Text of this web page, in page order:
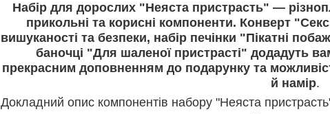
Набір для дорослих "Неяста пристрасть" —
прикольні та корисні компоненти. Конверт
вишуканості та безпеки, набір печінки "Пікатні
баночці "Для шаленої пристрасті" додадуть
прекрасним доповненням до подарунку та
й намір.
Докладний опис компонентів набору "Неяста